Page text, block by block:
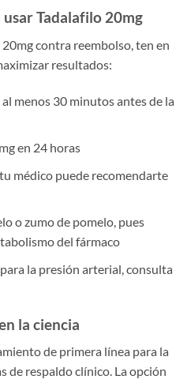
Tadalafilo 20mg
contra reembolso, ten en
resultados:
menos 30 minutos antes de la
en 24 horas
médico puede recomendarte
o zumo de pomelo, pues
del fármaco
la presión arterial, consulta
la ciencia
de primera línea para la
de respaldo clínico. La opción